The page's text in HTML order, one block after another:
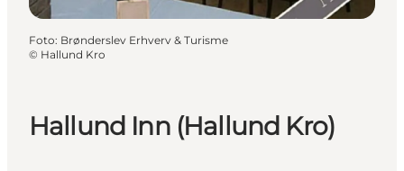
Hallund Inn (Hallund Kro)
Foto: Brønderslev Erhverv & Turisme
© Hallund Kro